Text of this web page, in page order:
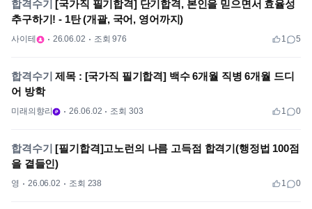
합격수기 [국가직 필기합격] 단기합격, 본인을 믿으면서 효율성
추구하기! - 1탄 (개괄, 국어, 영어까지)
사이테 26.06.02 조회 976 1 5
합격수기 제목 : [국가직 필기합격] 백수 6개월 직병 6개월 드디
어 방학
미래의향리 26.06.02 조회 303 1 0
합격수기 [필기합격]고노런의 나름 고득점 합격기(행정법 100점
을 곁들인)
영 26.06.02 조회 238 1 0